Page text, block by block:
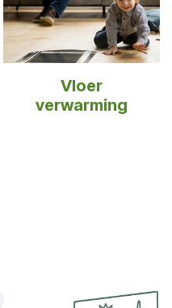
Vloer
verwarming